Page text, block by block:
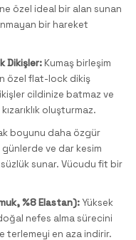
özel ideal bir alan sunan
bir hareket
Dikişler: Kumaş birleşim
özel flat-lock dikiş
cildinize batmaz ve
oluşturmaz.
boyunu daha özgür
günlerde ve dar kesim
sunar. Vücudu fit bir
%8 Elastan):Yüksek
nefes alma sürecini
terlemeyi en aza indirir.